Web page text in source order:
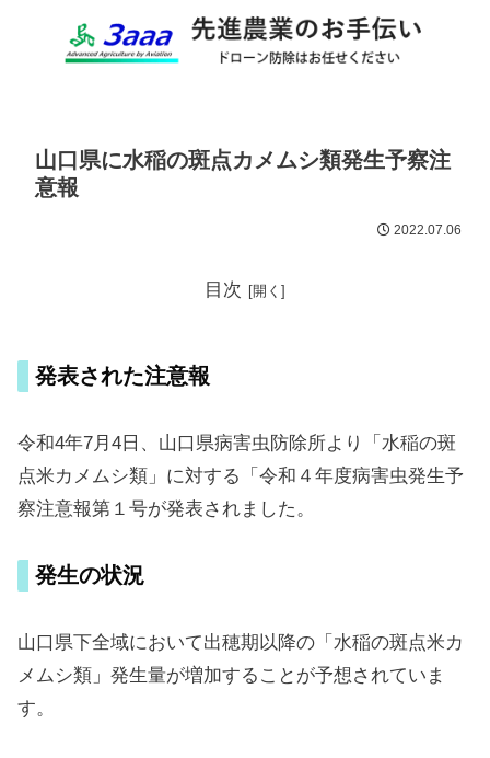
山口県に水稲の斑点カメムシ類発生予察注
意報
2022.07.06
目次
発表された注意報
令和4年7月4日、山口県病害虫防除所より「水稲の斑
点米カメムシ類」に対する「令和４年度病害虫発生予
察注意報第１号が発表されました。
発生の状況
山口県下全域において出穂期以降の「水稲の斑点米カ
メムシ類」発生量が増加することが予想されていま
す。